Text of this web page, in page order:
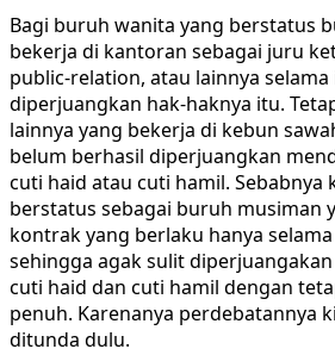
Bagi buruh wanita yang berstatus
bekerja di kantoran sebagai juru
public-relation, atau lainnya
diperjuangkan hak-haknya itu.
lainnya yang bekerja di kebun
belum berhasil diperjuangkan
cuti haid atau cuti hamil. Sebabnya
berstatus sebagai buruh musiman
kontrak yang berlaku hanya
sehingga agak sulit
cuti haid dan cuti hamil dengan
penuh. Karenanya perdebatannya
ditunda dulu.